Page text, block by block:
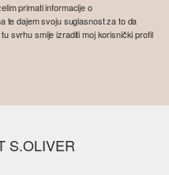
primati informacije o
te dajem svoju suglasnost za to da
svrhu smije izraditi moj korisnički profil
S.OLIVER